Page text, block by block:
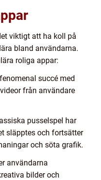
viktigt att ha koll på
bland användarna.
roliga appar:
succé med
från användare
pusselspel har
släpptes och fortsätter
och söta grafik.
användarna
bilder och